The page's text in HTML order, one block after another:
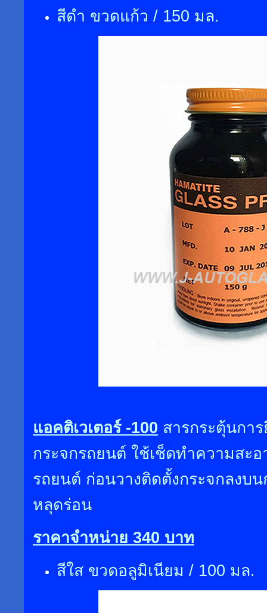
สีดำ ขวดแก้ว / 150 มล.
แอคติเวเตอร์ -100 สารกระตุ้นกา
กระจกรถยนต์ ใช้เช็ดทำความสะ
รถยนต์ ก่อนวางติดตั้งกระจกลงบ
หลุดร่อน
ราคาจำหน่าย 340 บาท
สีใส ขวดอลูมิเนียม / 100 มล.